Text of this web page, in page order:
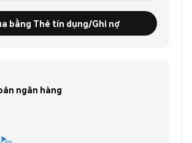
bằng Thẻ tín dụng/Ghi nợ
ngân hàng